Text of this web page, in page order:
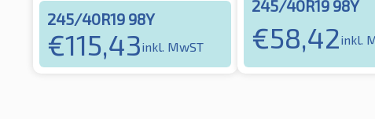
245/40R19 98Y
€115,43inkl. MwST
245/40R19 98Y
€58,42inkl.